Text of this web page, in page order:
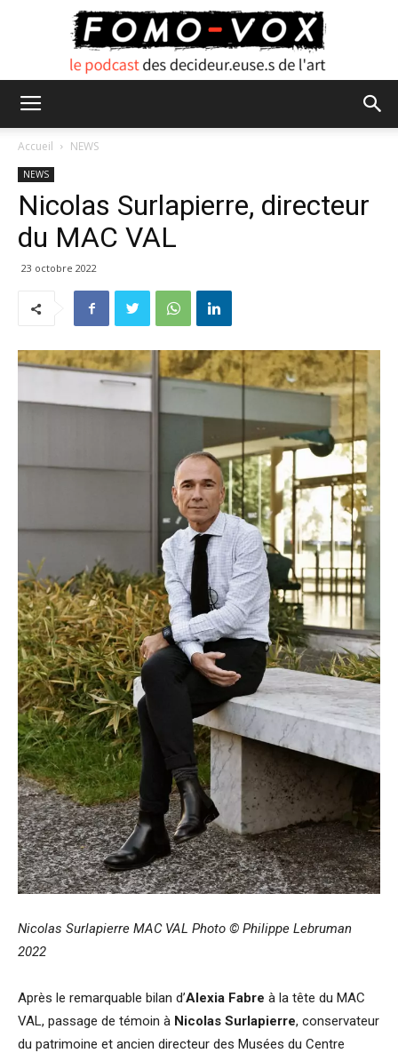
VOX
Accueil NEWS
NEWS
Nicolas Surlapierre, directeur
du MAC VAL
23 octobre 2022
Nicolas Surlapierre MAC VAL Photo © Philippe Lebruman
2022
Après le remarquable bilan d’Alexia Fabre à la tête du MAC
VAL, passage de témoin à Nicolas Surlapierre, conservateur
du patrimoine et ancien directeur des Musées du Centre